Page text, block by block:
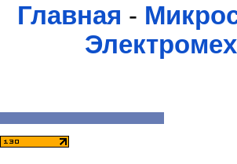
Главная -